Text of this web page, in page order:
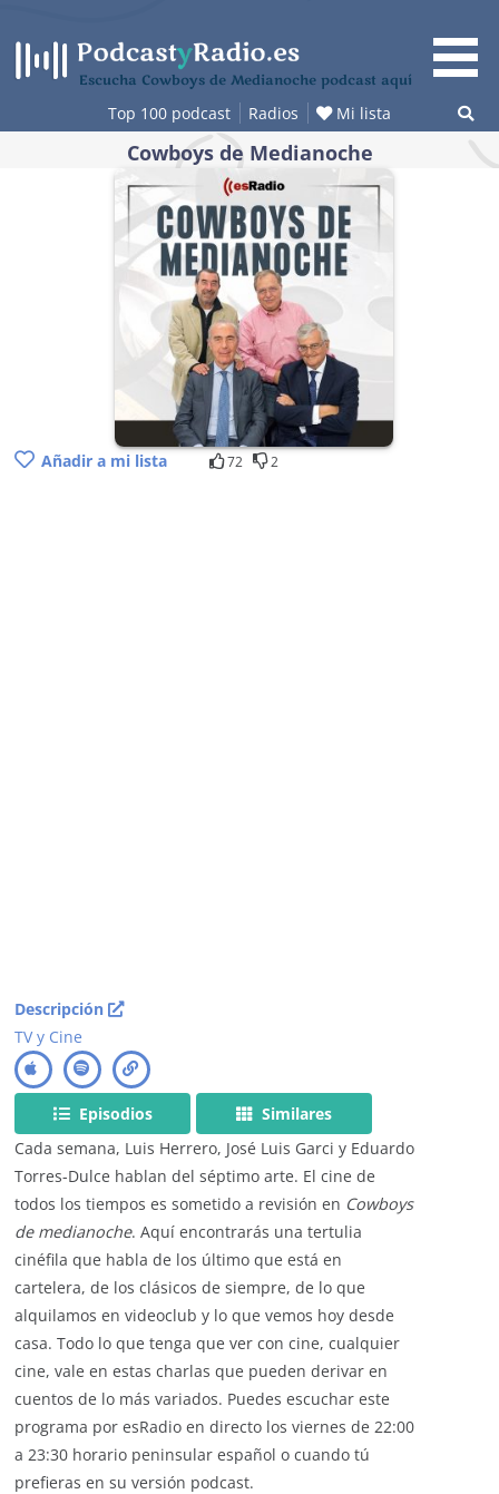
contenido
Escucha Cowboys de Medianoche podcast aquí
Top 100 podcast Radios Mi lista
Cowboys de Medianoche
Añadir a mi lista 72 2
Descripción
TV y Cine
Episodios
Similares
Cada semana, Luis Herrero, José Luis Garci y Eduardo
Torres-Dulce hablan del séptimo arte. El cine de
todos los tiempos es sometido a revisión en Cowboys
de medianoche. Aquí encontrarás una tertulia
cinéfila que habla de los último que está en
cartelera, de los clásicos de siempre, de lo que
alquilamos en videoclub y lo que vemos hoy desde
casa. Todo lo que tenga que ver con cine, cualquier
cine, vale en estas charlas que pueden derivar en
cuentos de lo más variados. Puedes escuchar este
programa por esRadio en directo los viernes de 22:00
a 23:30 horario peninsular español o cuando tú
prefieras en su versión podcast.